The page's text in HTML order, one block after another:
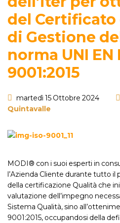
del Certificato
di Gestione
norma UNI EN
9001:2015
martedì 15 Ottobre 2024
Quintavalle
MODI® con i suoi esperti in
l’Azienda Cliente durante tutto il
della certificazione Qualità che
valutazione dell’impegno
Sistema Qualità, sino
9001:2015, occupandosi della